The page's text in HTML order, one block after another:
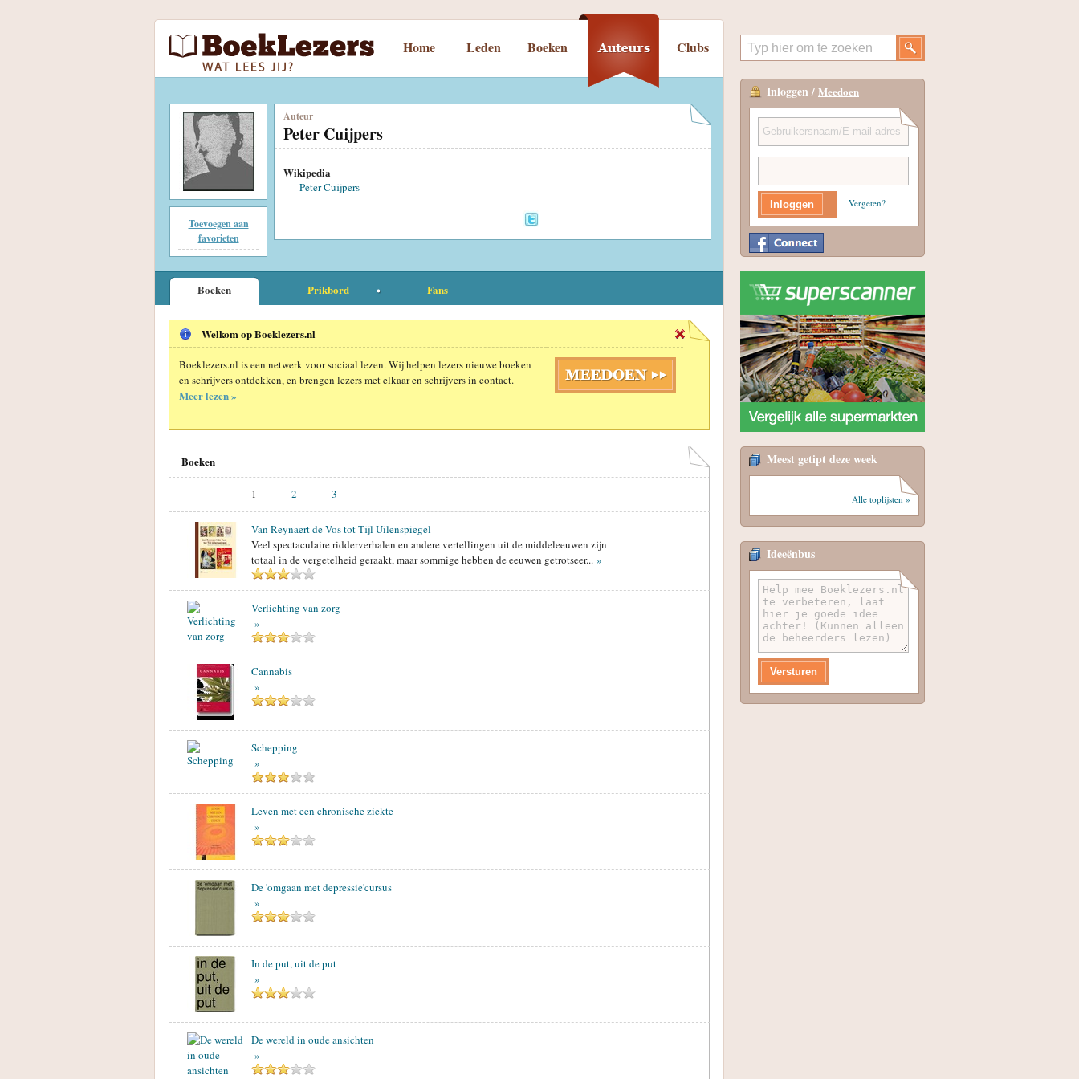
Home Leden Boeken Clubs
Toevoegen aan
favorieten
Auteur
Peter Cuijpers
Wikipedia
Peter Cuijpers
Boeken Prikbord Fans
Welkom op Boeklezers.nl
Boeklezers.nl is een netwerk voor sociaal lezen. Wij helpen lezers nieuwe boeken
en schrijvers ontdekken, en brengen lezers met elkaar en schrijvers in contact.
Meer lezen »
Boeken
1 2 3
Van Reynaert de Vos tot Tijl Uilenspiegel
Veel spectaculaire ridderverhalen en andere vertellingen uit de middeleeuwen zijn
totaal in de vergetelheid geraakt, maar sommige hebben de eeuwen getrotseer... »
Verlichting van zorg
»
Cannabis
»
Schepping
»
Leven met een chronische ziekte
»
De 'omgaan met depressie'cursus
»
In de put, uit de put
»
De wereld in oude ansichten
»
Inloggen / Meedoen
Vergeten?
Meest getipt deze week
Alle toplijsten »
Ideeënbus